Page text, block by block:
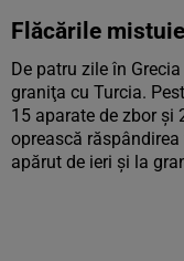
Flăcările
De patru zile în
graniţa cu Turcia.
15 aparate de zbor şi
oprească
apărut de ieri şi la